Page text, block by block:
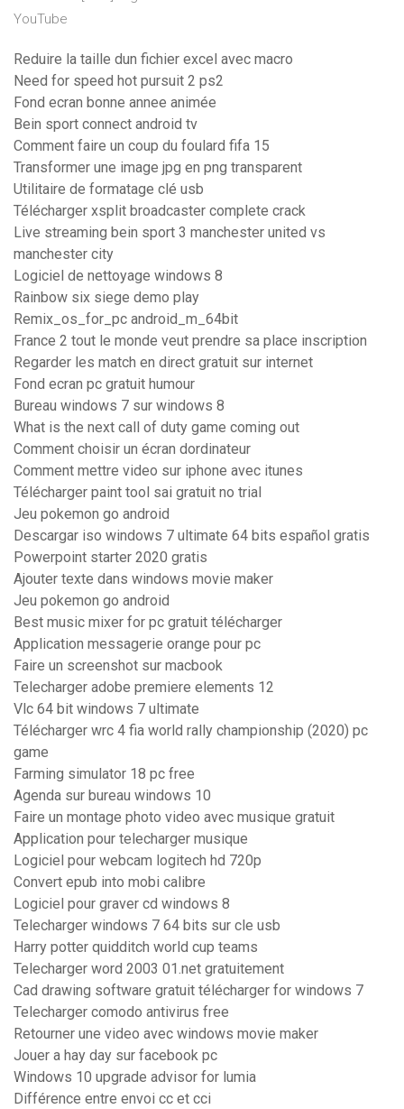
YouTube
Reduire la taille dun fichier excel avec macro
Need for speed hot pursuit 2 ps2
Fond ecran bonne annee animée
Bein sport connect android tv
Comment faire un coup du foulard fifa 15
Transformer une image jpg en png transparent
Utilitaire de formatage clé usb
Télécharger xsplit broadcaster complete crack
Live streaming bein sport 3 manchester united vs
manchester city
Logiciel de nettoyage windows 8
Rainbow six siege demo play
Remix_os_for_pc android_m_64bit
France 2 tout le monde veut prendre sa place inscription
Regarder les match en direct gratuit sur internet
Fond ecran pc gratuit humour
Bureau windows 7 sur windows 8
What is the next call of duty game coming out
Comment choisir un écran dordinateur
Comment mettre video sur iphone avec itunes
Télécharger paint tool sai gratuit no trial
Jeu pokemon go android
Descargar iso windows 7 ultimate 64 bits español gratis
Powerpoint starter 2020 gratis
Ajouter texte dans windows movie maker
Jeu pokemon go android
Best music mixer for pc gratuit télécharger
Application messagerie orange pour pc
Faire un screenshot sur macbook
Telecharger adobe premiere elements 12
Vlc 64 bit windows 7 ultimate
Télécharger wrc 4 fia world rally championship (2020) pc
game
Farming simulator 18 pc free
Agenda sur bureau windows 10
Faire un montage photo video avec musique gratuit
Application pour telecharger musique
Logiciel pour webcam logitech hd 720p
Convert epub into mobi calibre
Logiciel pour graver cd windows 8
Telecharger windows 7 64 bits sur cle usb
Harry potter quidditch world cup teams
Telecharger word 2003 01.net gratuitement
Cad drawing software gratuit télécharger for windows 7
Telecharger comodo antivirus free
Retourner une video avec windows movie maker
Jouer a hay day sur facebook pc
Windows 10 upgrade advisor for lumia
Différence entre envoi cc et cci